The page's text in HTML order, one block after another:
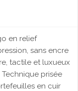
en relief
sans encre
tactile et luxueux
prisée
en cuir